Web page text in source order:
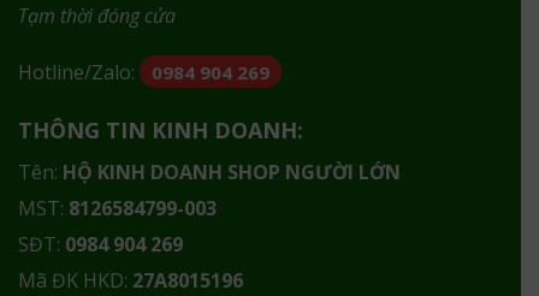
Tạm thời đóng cửa
Hotline/Zalo: 0984 904 269
THÔNG TIN KINH DOANH:
Tên: HỘ KINH DOANH SHOP NGƯỜI LỚN
MST: 8126584799-003
SĐT: 0984 904 269
Mã ĐK HKD: 27A8015196